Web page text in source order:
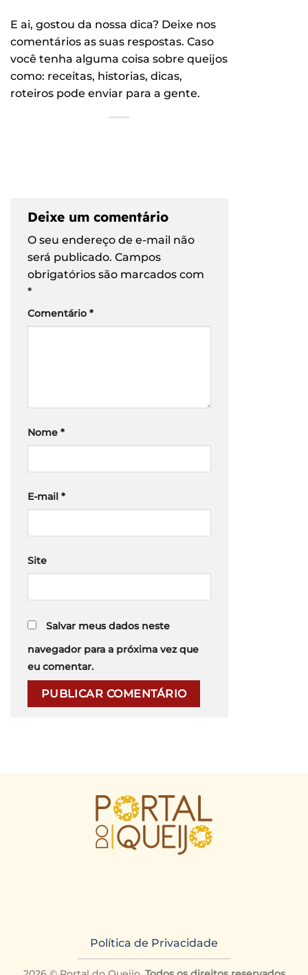
E ai, gostou da nossa dica? Deixe nos
comentários as suas respostas. Caso
você tenha alguma coisa sobre queijos
como: receitas, historias, dicas,
roteiros pode enviar para a gente.
Deixe um comentário
O seu endereço de e-mail não
será publicado. Campos
obrigatórios são marcados com
*
Comentário *
Nome *
E-mail *
Site
Salvar meus dados neste
navegador para a próxima vez que
eu comentar.
Política de Privacidade